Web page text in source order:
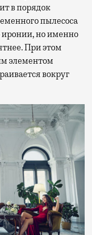
в порядок
пылесоса
иронии, но именно
При этом
элементом
вокруг